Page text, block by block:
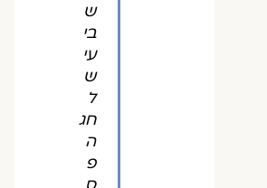
ש
בי
עי
ש
ל
חג
ה
פ